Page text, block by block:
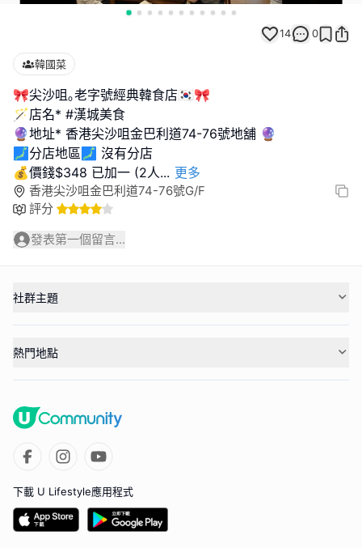
14 0
韓國菜
🎀尖沙咀｡老字號經典韓食店🇰🇷🎀
🪄店名* #漢城美食
🔮地址* 香港尖沙咀金巴利道74-76號地舖 🔮
🗾分店地區🗾 沒有分店
💰價錢$348 已加一 (2人... 更多
香港尖沙咀金巴利道74-76號G/F
評分
發表第一個留言...
社群主題
熱門地點
下載 U Lifestyle應用程式